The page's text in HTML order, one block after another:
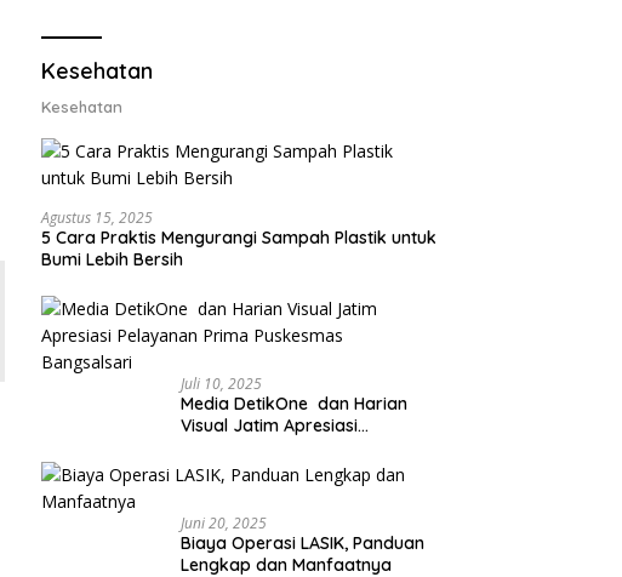
Lobster 50 Gram
Kesehatan
Kesehatan
Agustus 15, 2025
5 Cara Praktis Mengurangi Sampah Plastik untuk
Bumi Lebih Bersih
Juli 10, 2025
Media DetikOne dan Harian
Visual Jatim Apresiasi
Bangsalsari
Juni 20, 2025
Biaya Operasi LASIK, Panduan
Lengkap dan Manfaatnya